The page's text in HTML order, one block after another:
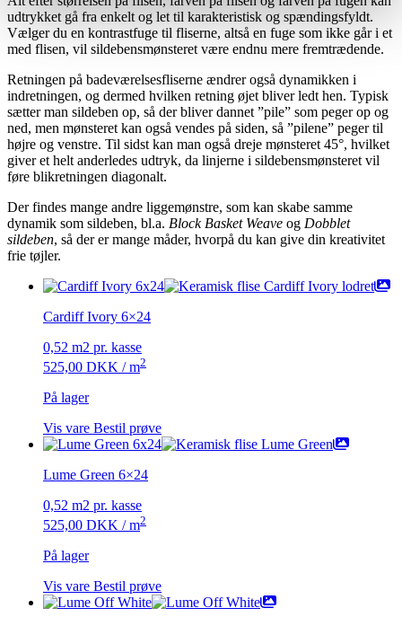
udtrykket gå fra enkelt og let til karakteristisk og spændingsfyldt.
Vælger du en kontrastfuge til fliserne, altså en fuge som ikke går i et
med flisen, vil sildebensmønsteret være endnu mere fremtrædende.
Retningen på badeværelsesfliserne ændrer også dynamikken i
indretningen, og dermed hvilken retning øjet bliver ledt hen. Typisk
sætter man sildeben op, så der bliver dannet ”pile” som peger op og
ned, men mønsteret kan også vendes på siden, så ”pilene” peger til
højre og venstre. Til sidst kan man også dreje mønsteret 45°, hvilket
giver et helt anderledes udtryk, da linjerne i sildebensmønsteret vil
føre blikretningen diagonalt.
Der findes mange andre liggemønstre, som kan skabe samme
dynamik som sildeben, bl.a. Block Basket Weave og Dobblet
sildeben, så der er mange måder, hvorpå du kan give din kreativitet
frie tøjler.
Cardiff Ivory 6×24
0,52 m2 pr. kasse
525,00 DKK / m2
På lager
Vis vare Bestil prøve
Lume Green 6×24
0,52 m2 pr. kasse
525,00 DKK / m2
På lager
Vis vare Bestil prøve